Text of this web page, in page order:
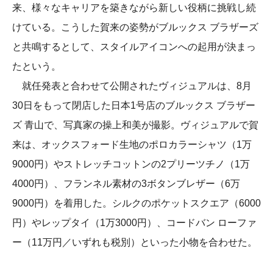
来、様々なキャリアを築きながら新しい役柄に挑戦し続
けている。こうした賀来の姿勢がブルックス ブラザーズ
と共鳴するとして、スタイルアイコンへの起用が決まっ
たという。
就任発表と合わせて公開されたヴィジュアルは、8月
30日をもって閉店した日本1号店のブルックス ブラザー
ズ 青山で、写真家の操上和美が撮影。ヴィジュアルで賀
来は、オックスフォード生地のポロカラーシャツ（1万
9000円）やストレッチコットンの2プリーツチノ（1万
4000円）、フランネル素材の3ボタンブレザー（6万
9000円）を着用した。シルクのポケットスクエア（6000
円）やレップタイ（1万3000円）、コードバン ローファ
ー（11万円／いずれも税別）といった小物を合わせた。